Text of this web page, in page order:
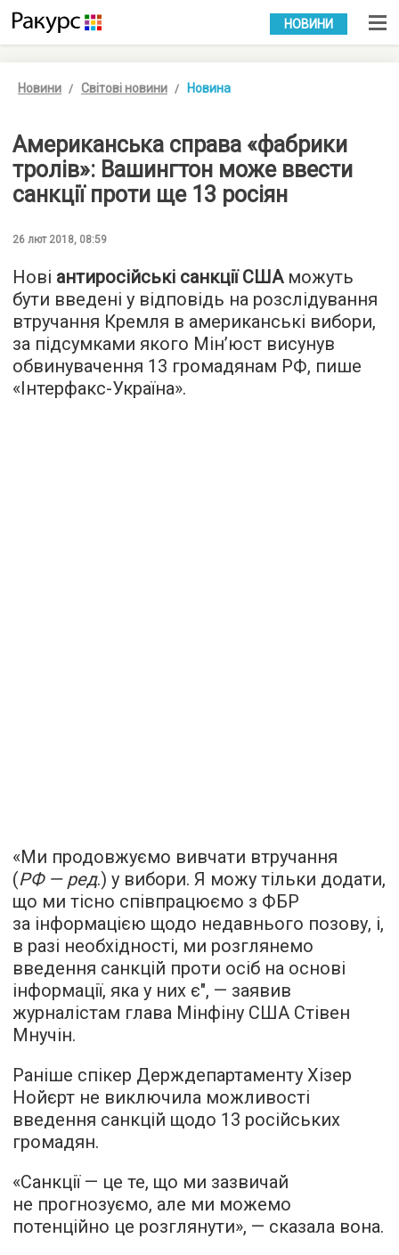
УКР РУС
НОВИНИ
Новини Світові новини Новина
Американська справа «фабрики
тролів»: Вашингтон може ввести
санкції проти ще 13 росіян
26 лют 2018, 08:59
Нові антиросійські санкції СШАможуть
бути введені у відповідь на розслідування
втручання Кремля в американські вибори,
за підсумками якого Мін’юст висунув
обвинувачення 13 громадянам РФ, пише
«Інтерфакс-Україна».
«Ми продовжуємо вивчати втручання
(РФ — ред.) у вибори. Я можу тільки додати,
що ми тісно співпрацюємо з ФБР
за інформацією щодо недавнього позову, і,
в разі необхідності, ми розглянемо
введення санкцій проти осіб на основі
інформації, яка у них є", — заявив
журналістам глава Мінфіну США Стівен
Мнучін.
Раніше спікер Держдепартаменту Хізер
Нойєрт не виключила можливості
введення санкцій щодо 13 російських
громадян.
«Санкції — це те, що ми зазвичай
не прогнозуємо, але ми можемо
потенційно це розглянути», — сказала вона.